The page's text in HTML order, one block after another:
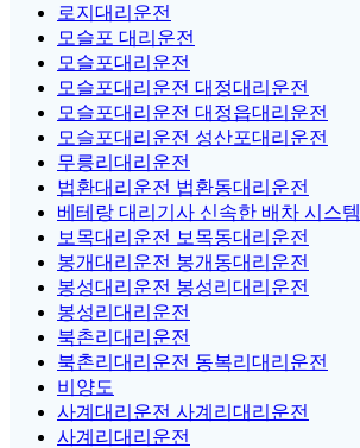
로지대리운전
모슬포 대리운전
모슬포대리운전
모슬포대리운전 대정대리운전
모슬포대리운전 대정읍대리운전
모슬포대리운전 성산포대리운전
무릉리대리운전
법환대리운전 법환동대리운전
베테랑 대리기사 신속한 배차 시스템
보목대리운전 보목동대리운전
봉개대리운전 봉개동대리운전
봉성대리운전 봉성리대리운전
봉성리대리운전
북촌리대리운전
북촌리대리운전 동복리대리운전
비양도
사계대리운전 사계리대리운전
사계리대리운전